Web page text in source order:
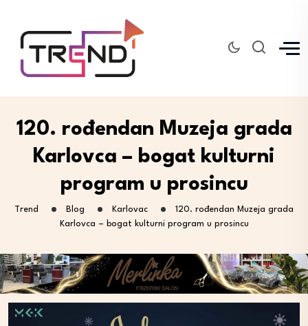
120. rođendan Muzeja grada
Karlovca – bogat kulturni
program u prosincu
Trend Blog Karlovac
120. rođendan Muzeja grada
Karlovca – bogat kulturni program u prosincu